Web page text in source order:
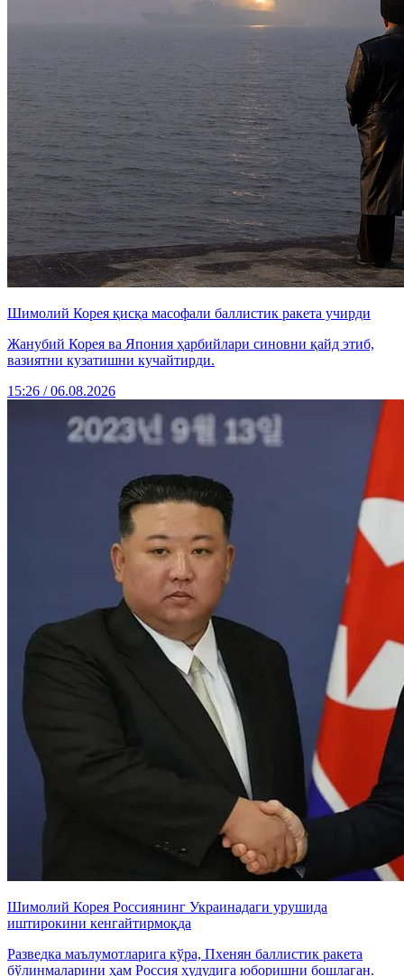
Шимолий Корея қисқа масофали баллистик ракета учирди
Жанубий Корея ва Япония ҳарбийлари синовни қайд этиб,
вазиятни кузатишни кучайтирди.
15:26 / 06.08.2026
Шимолий Корея Россиянинг Украинадаги урушида
иштирокини кенгайтирмоқда
Разведка маълумотларига кўра, Пхенян баллистик ракета
бўлинмаларини ҳам Россия ҳудудига юборишни бошлаган.